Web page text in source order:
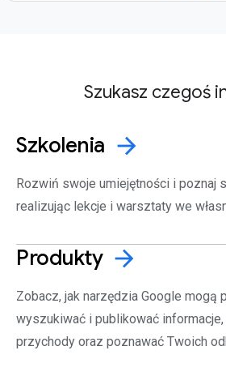
Szukasz czegoś
Szkolenia arrow_forward
Rozwiń swoje umiejętności i poznaj
realizując lekcje i warsztaty we
Produkty arrow_forward
Zobacz, jak narzędzia Google mogą
wyszukiwać i publikować
przychody oraz poznawać Twoich